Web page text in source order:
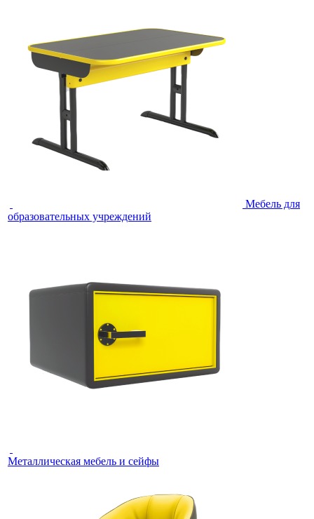
Мебель для
образовательных учреждений
Металлическая мебель и сейфы